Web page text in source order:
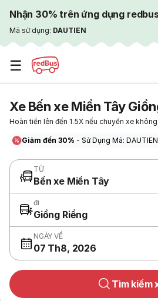
Nhận 30% trên ứng dụng
Mã sử dụng: DAUTIEN
☰
Xe Bến xe Miền Tây
Hoàn tiền lên đến 1.5X nếu chuyến xe
Giảm đến 30% - Sử Dụng Mã: DAUTIEN
TỪ
Bến xe Miền Tây
đi
Giồng Riềng
NGÀY VỀ
07 Th8, 2026
Tìm kiếm